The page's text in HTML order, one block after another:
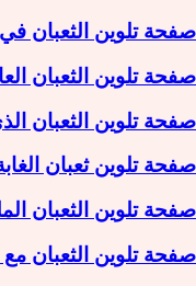
صفحة تلوين الثعبان
صفحة تلوين الثعبان
صفحة تلوين الثعبان
صفحة تلوين ثعبان
صفحة تلوين الثعبان
صفحة تلوين الثعبان مع